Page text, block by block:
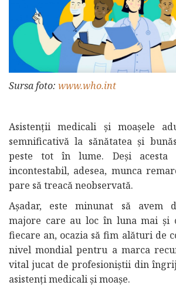
Sursa foto: www.who.int
Asistenții medicali și moașele
semnificativă la sănătatea și
peste tot în lume. Deși acesta
incontestabil, adesea, munca
pare să treacă neobservată.
Așadar, este minunat să avem
majore care au loc în luna mai și
fiecare an, ocazia să fim alături de
nivel mondial pentru a marca
vital jucat de profesioniștii din
asistenți medicali și moașe.